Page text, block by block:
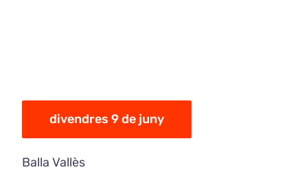
divendres 9 de juny
Balla Vallès